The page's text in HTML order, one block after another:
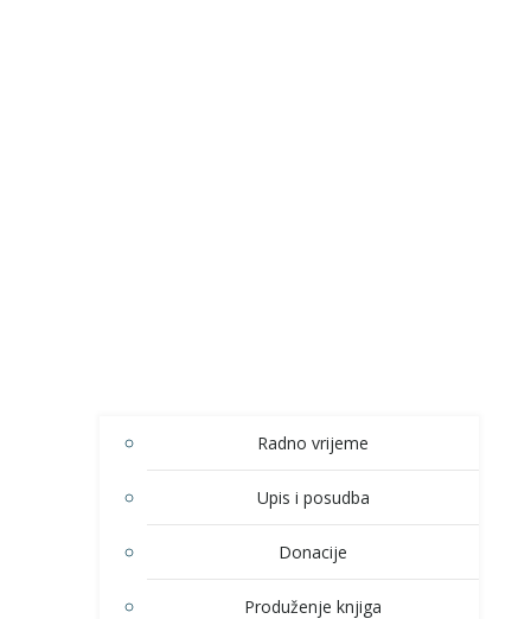
Radno vrijeme
Upis i posudba
Donacije
Produženje knjiga